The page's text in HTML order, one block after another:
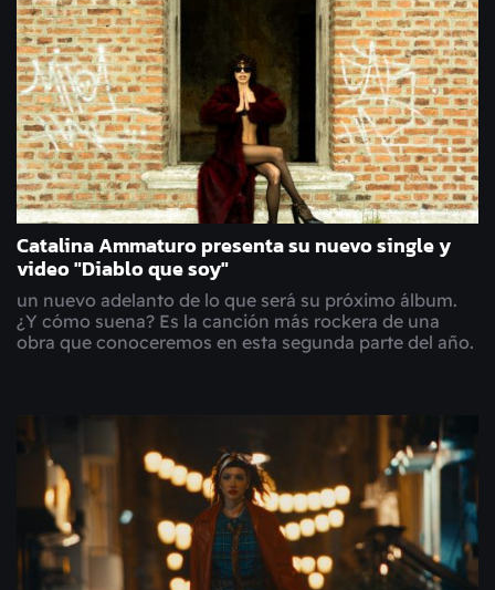
Catalina Ammaturo presenta su nuevo single y
video "Diablo que soy"
un nuevo adelanto de lo que será su próximo álbum.
¿Y cómo suena? Es la canción más rockera de una
obra que conoceremos en esta segunda parte del año.